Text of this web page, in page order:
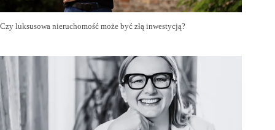
Czy luksusowa nieruchomość może być złą inwestycją?